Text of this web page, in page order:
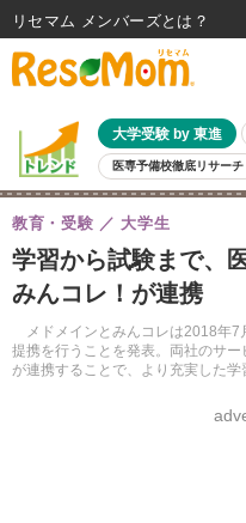
大学受験 by 東進
医専予備校徹底リサーチ
親子で考える大学選び 高校受験
共通テスト 夏休み
8月開催イベント・WS 全国公立高
自由研究教材（小学生向け）
学習から試験まで、
みんコレ！が連携
メドメインとみんコレは2018年7
提携を行うことを発表。両社のサー
が連携することで、より充実した
教育・受験 大学生
リセマム メンバーズ